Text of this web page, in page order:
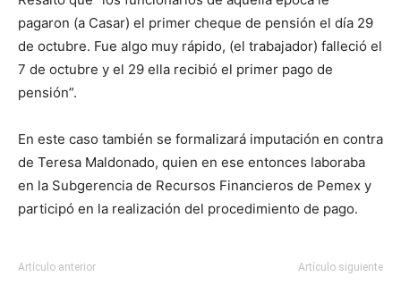
pagaron (a Casar) el primer cheque de pensión el día 29
de octubre. Fue algo muy rápido, (el trabajador) falleció el
7 de octubre y el 29 ella recibió el primer pago de
pensión”.
En este caso también se formalizará imputación en contra
de Teresa Maldonado, quien en ese entonces laboraba
en la Subgerencia de Recursos Financieros de Pemex y
participó en la realización del procedimiento de pago.
Artículo anterior Artículo siguiente